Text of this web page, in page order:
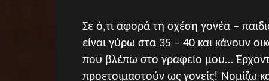
Σε ό,τι αφορά τη σχέση γονέα –
είναι γύρω στα 35 – 40 και κάνουν
που βλέπω στο γραφείο μου…
προετοιμαστούν ως γονείς! Νομίζω